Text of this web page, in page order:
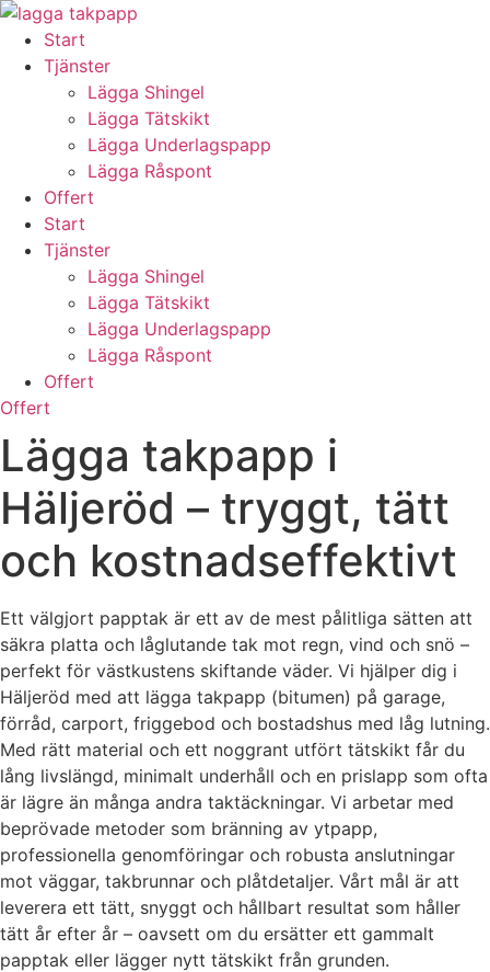
Skip
content
Start
Tjänster
Lägga Shingel
Lägga Tätskikt
Lägga Underlagspapp
Lägga Råspont
Offert
Start
Tjänster
Lägga Shingel
Lägga Tätskikt
Lägga Underlagspapp
Lägga Råspont
Offert
Offert
Lägga takpapp i
Häljeröd – tryggt, tätt
och kostnadseffektivt
Ett välgjort papptak är ett av de mest pålitliga sätten att
säkra platta och låglutande tak mot regn, vind och snö –
perfekt för västkustens skiftande väder. Vi hjälper dig i
Häljeröd med att lägga takpapp (bitumen) på garage,
förråd, carport, friggebod och bostadshus med låg lutning.
Med rätt material och ett noggrant utfört tätskikt får du
lång livslängd, minimalt underhåll och en prislapp som ofta
är lägre än många andra taktäckningar. Vi arbetar med
beprövade metoder som bränning av ytpapp,
professionella genomföringar och robusta anslutningar
mot väggar, takbrunnar och plåtdetaljer. Vårt mål är att
leverera ett tätt, snyggt och hållbart resultat som håller
tätt år efter år – oavsett om du ersätter ett gammalt
papptak eller lägger nytt tätskikt från grunden.